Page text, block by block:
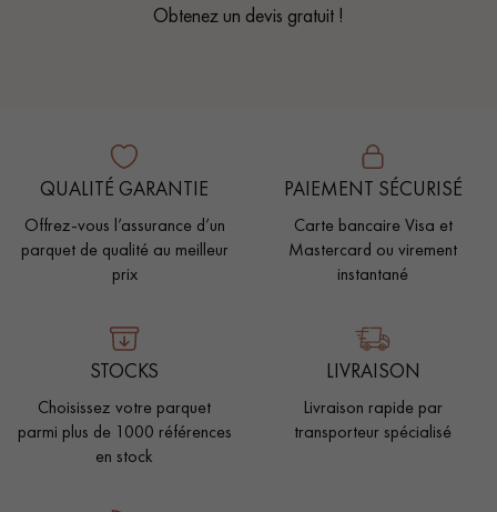
Obtenez un devis gratuit !
QUALITÉ GARANTIE
Offrez-vous l’assurance d’un
parquet de qualité au meilleur
prix
PAIEMENT SÉCURISÉ
Carte bancaire Visa et
Mastercard ou virement
instantané
STOCKS
Choisissez votre parquet
parmi plus de 1000 références
en stock
LIVRAISON
Livraison rapide par
transporteur spécialisé